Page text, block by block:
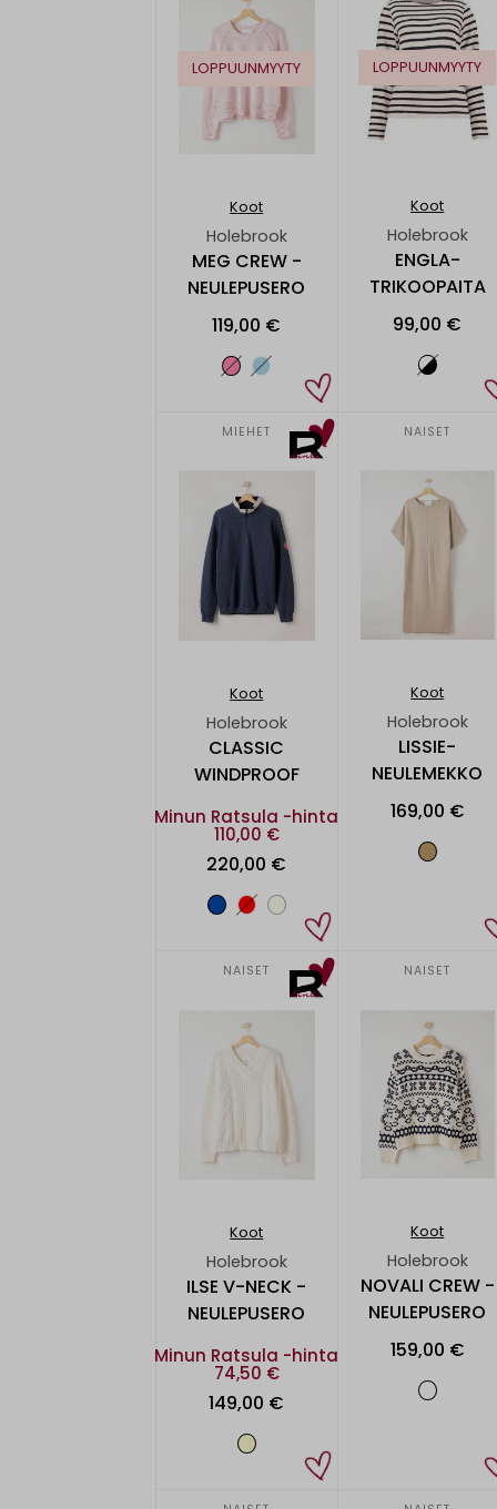
LOPPUUNMYYTY
Koot
Holebrook
MEG CREW -
NEULEPUSERO
119,00 €
LOPPUUNMYYTY
Koot
Holebrook
ENGLA-
TRIKOOPAITA
99,00 €
MIEHET
Koot
Holebrook
CLASSIC
WINDPROOF
Minun Ratsula -hinta
110,00 €
220,00 €
NAISET
Koot
Holebrook
LISSIE-
NEULEMEKKO
169,00 €
NAISET
Koot
Holebrook
ILSE V-NECK -
NEULEPUSERO
Minun Ratsula -hinta
74,50 €
149,00 €
NAISET
Koot
Holebrook
NOVALI CREW -
NEULEPUSERO
159,00 €